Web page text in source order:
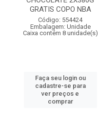
GRATIS COPO NBA
Código: 554424
Embalagem: Unidade
Caixa contém 8 unidade(s)
Faça seu login ou
cadastre-se para
ver preços e
comprar